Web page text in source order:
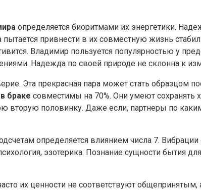
определяется биоритмами их энергетики.
привнести в их совместную жизнь
Владимир пользуется популярностью у
Надежда по своей природе не склонна к
Эта прекрасная пара может стать образцом
браке совместимы на 70%. Они умеют сохранять
половинку. Даже если, партнеры по
определяется влиянием числа 7.
эзотерика. Познание сущности бытия
их ценности не соответствуют общепринятым,